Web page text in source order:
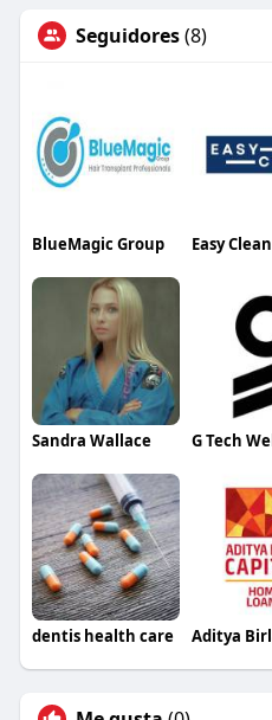
Seguidores(8)
BlueMagic Group Easy Clean
Sandra Wallace
dentis health care